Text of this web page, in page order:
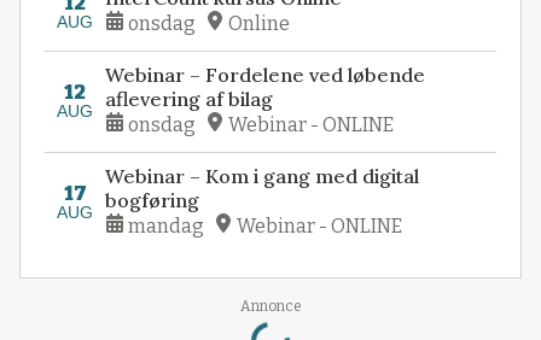
AUG onsdag Online
12
AUG
Webinar – Fordelene ved løbende
aflevering af bilag
onsdag Webinar - ONLINE
17
AUG
Webinar – Kom i gang med digital
bogføring
mandag Webinar - ONLINE
Annonce
Loading...